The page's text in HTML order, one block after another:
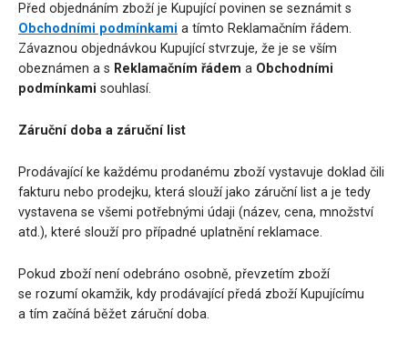
Před objednáním zboží je Kupující povinen se seznámit s
Obchodními podmínkami a tímto Reklamačním řádem.
Závaznou objednávkou Kupující stvrzuje, že je se vším
obeznámen a s Reklamačním řádem a Obchodními
podmínkami souhlasí.
Záruční doba a záruční list
Prodávající ke každému prodanému zboží vystavuje doklad čili
fakturu nebo prodejku, která slouží jako záruční list a je tedy
vystavena se všemi potřebnými údaji (název, cena, množství
atd.), které slouží pro případné uplatnění reklamace.
Pokud zboží není odebráno osobně, převzetím zboží
se rozumí okamžik, kdy prodávající předá zboží Kupujícímu
a tím začíná běžet záruční doba.